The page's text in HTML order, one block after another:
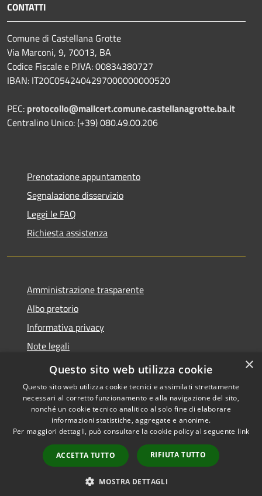
CONTATTI
Comune di Castellana Grotte
Via Marconi, 9, 70013, BA
Codice Fiscale e P.IVA: 00834380727
IBAN: IT20C0542404297000000000520
PEC: protocollo@mailcert.comune.castellanagrotte.ba.it
Centralino Unico: (+39) 080.49.00.206
Prenotazione appuntamento
Segnalazione disservizio
Leggi le FAQ
Richiesta assistenza
Amministrazione trasparente
Albo pretorio
Informativa privacy
Note legali
Dichiarazione di accessibilità
Accessibilità
Copyright © 2026 • Comune di
Castellana Grotte • Powered
byMunicipium
Accesso
redazione
×
Questo sito web utilizza cookie
Questo sito web utilizza cookie tecnici e assimilati strettamente
necessari al corretto funzionamento e alla navigazione del sito,
nonché un cookie tecnico analitico al solo fine di elaborare
informazioni statistiche, aggregate e anonime.
Per maggiori dettagli, può consultare la cookie policy al seguente link
ACCETTA TUTTO RIFIUTA TUTTO
MOSTRA DETTAGLI